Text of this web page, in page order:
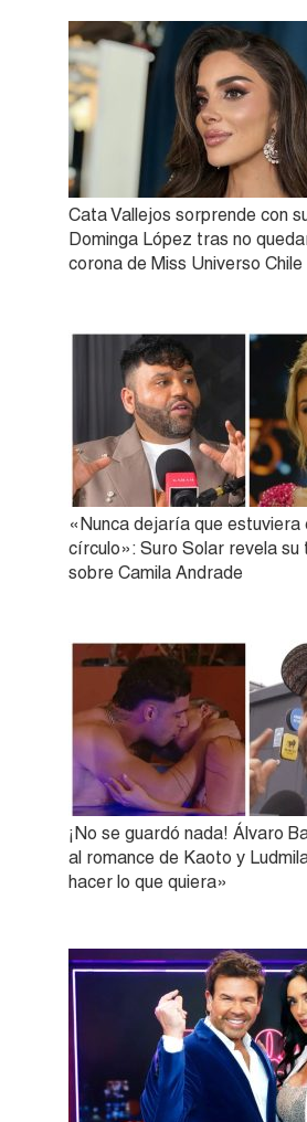
Cata Vallejos sorprende con
Dominga López tras no
corona de Miss Universo Chile
«Nunca dejaría que estuviera
círculo»: Suro Solar revela su
sobre Camila Andrade
¡No se guardó nada! Álvaro
al romance de Kaoto y
hacer lo que quiera»